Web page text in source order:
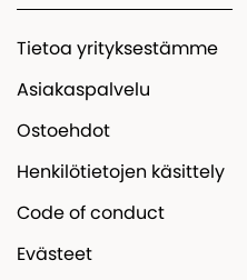
Tietoa yrityksestämme
Asiakaspalvelu
Ostoehdot
Henkilötietojen käsittely
Code of conduct
Evästeet